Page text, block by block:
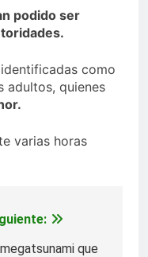
podido ser
como
adultos, quienes
varias horas
que